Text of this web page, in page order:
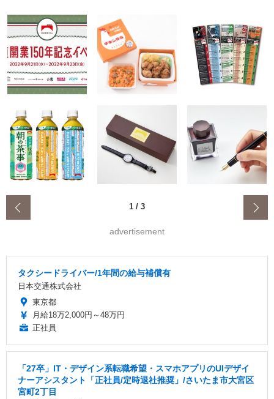
1 / 3
advertisement
タクシードライバー/1年間の給与補償有
日本交通株式会社
東京都
月給18万2,000円～48万円
正社員
「27卒」IT・デザイン系転職希望・スマホアプリのUIデザイ
ナーアシスタント「正社員/定時退社推奨」/さいたま市大宮区
宮町2丁目